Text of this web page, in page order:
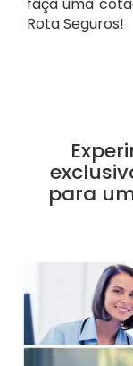
Rota Seguros!
para